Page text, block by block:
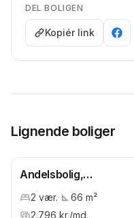
DEL BOLIGEN
Kopiér link
Lignende boliger
Andelsbolig,
Frederiksberg
2 vær.· 66 m²
2.796 kr./md.